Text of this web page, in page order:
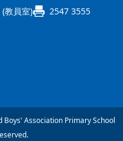
教員室)
2547 3555
Association Primary School